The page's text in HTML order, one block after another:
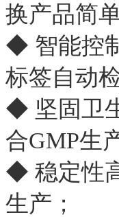
换产品简
◆ 智能控
标签自动
◆ 坚固卫
合GMP生
◆ 稳定性
生产；